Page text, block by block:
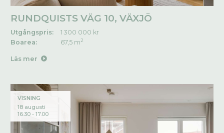
RUNDQUISTS VÄG 10, VÄXJÖ
Utgångspris:
1 300 000 kr
Boarea:
67,5 m2
Läs mer
VISNING
18 augusti
16.30 - 17.00